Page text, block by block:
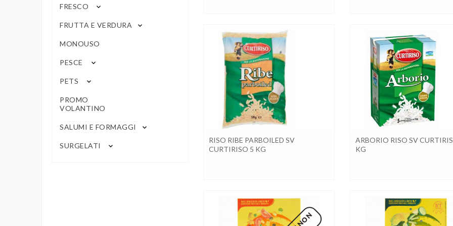
FRESCO keyboard_arrow_down
FRUTTA E VERDURA keyboard_arrow_down
MONOUSO
PESCE keyboard_arrow_down
PETS keyboard_arrow_down
PROMO
VOLANTINO
SALUMI E FORMAGGI keyboard_arrow_down
SURGELATI keyboard_arrow_down
RISO RIBE PARBOILED SV
CURTIRISO 5 KG
ARBORIO RISO SV
KG